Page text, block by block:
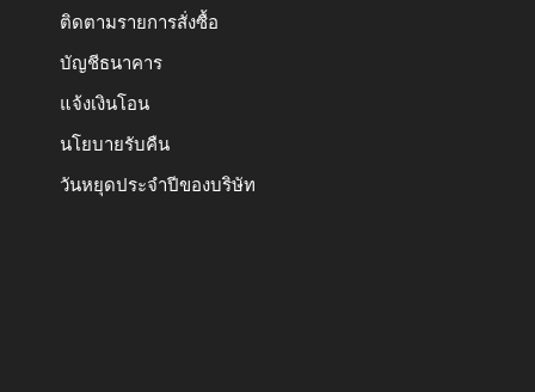
ติดตามรายการสั่งซื้อ
บัญชีธนาคาร
แจ้งเงินโอน
นโยบายรับคืน
วันหยุดประจำปีของบริษัท